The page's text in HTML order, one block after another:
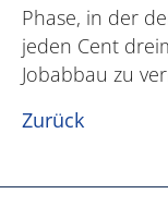
Phase, in der
jeden Cent
Jobabbau zu
Zurück